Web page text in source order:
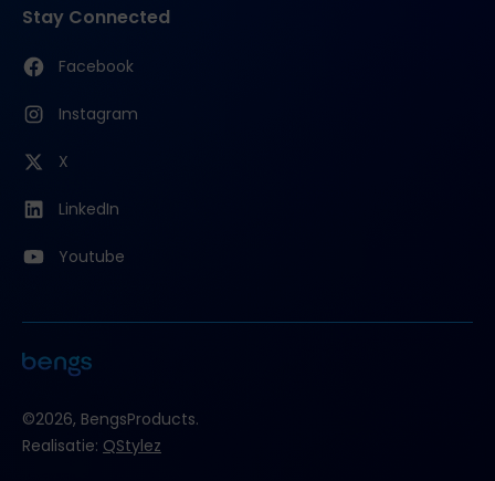
Stay Connected
Facebook
Instagram
X
LinkedIn
Youtube
©2026, BengsProducts.
Realisatie: QStylez